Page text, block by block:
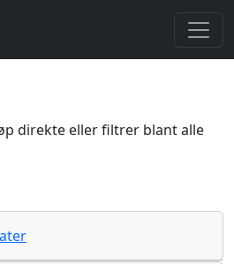
direkte eller filtrer blant alle